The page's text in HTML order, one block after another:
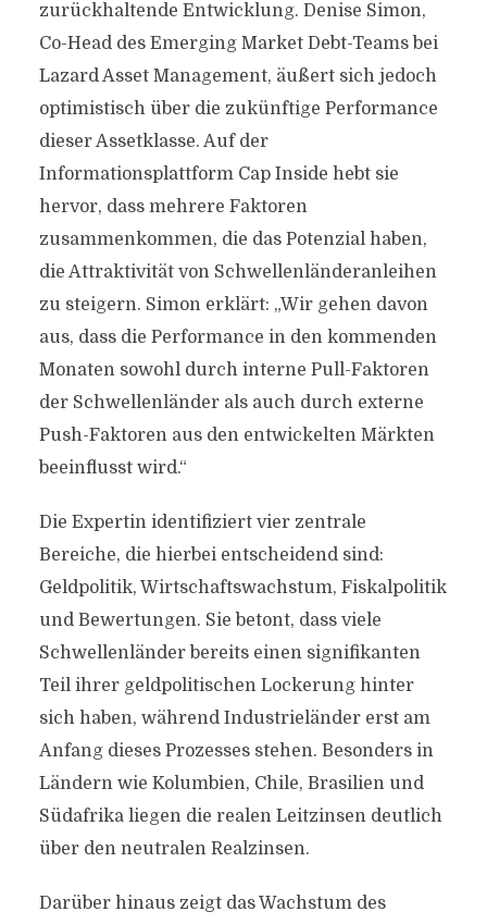
zurückhaltende Entwicklung. Denise Simon,
Co-Head des Emerging Market Debt-Teams bei
Lazard Asset Management, äußert sich jedoch
optimistisch über die zukünftige Performance
dieser Assetklasse. Auf der
Informationsplattform Cap Inside hebt sie
hervor, dass mehrere Faktoren
zusammenkommen, die das Potenzial haben,
die Attraktivität von Schwellenländeranleihen
zu steigern. Simon erklärt: „Wir gehen davon
aus, dass die Performance in den kommenden
Monaten sowohl durch interne Pull-Faktoren
der Schwellenländer als auch durch externe
Push-Faktoren aus den entwickelten Märkten
beeinflusst wird.“
Die Expertin identifiziert vier zentrale
Bereiche, die hierbei entscheidend sind:
Geldpolitik, Wirtschaftswachstum, Fiskalpolitik
und Bewertungen. Sie betont, dass viele
Schwellenländer bereits einen signifikanten
Teil ihrer geldpolitischen Lockerung hinter
sich haben, während Industrieländer erst am
Anfang dieses Prozesses stehen. Besonders in
Ländern wie Kolumbien, Chile, Brasilien und
Südafrika liegen die realen Leitzinsen deutlich
über den neutralen Realzinsen.
Darüber hinaus zeigt das Wachstum des